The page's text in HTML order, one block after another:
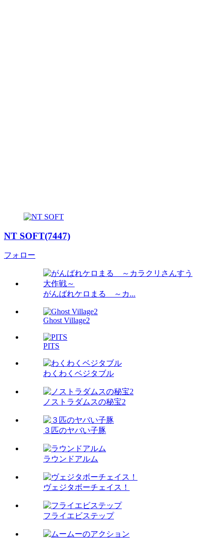
NT SOFT(7447)
フォロー
がんばれケロまる ～カ...
Ghost Village2
PITS
わくわくベジタブル
ノストラダムスの秘宝2
３匹のヤバい子豚
ラウンドアルム
ヴェジタボーチェイス！
フライエビステップ